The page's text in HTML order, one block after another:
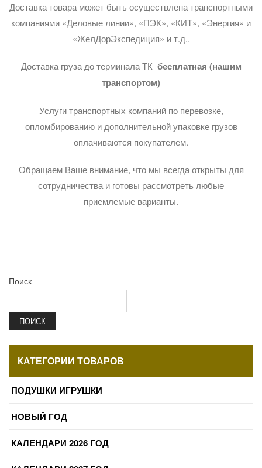
Доставка товара может быть осуществлена транспортными
компаниями «Деловые линии», «ПЭК», «КИТ», «Энергия» и
«ЖелДорЭкспедиция» и т.д..
Доставка груза до терминала ТК бесплатная (нашим
транспортом)
Услуги транспортных компаний по перевозке,
опломбированию и дополнительной упаковке грузов
оплачиваются покупателем.
Обращаем Ваше внимание, что мы всегда открыты для
сотрудничества и готовы рассмотреть любые
приемлемые варианты.
Поиск
ПОИСК
КАТЕГОРИИ ТОВАРОВ
ПОДУШКИ ИГРУШКИ
НОВЫЙ ГОД
КАЛЕНДАРИ 2026 ГОД